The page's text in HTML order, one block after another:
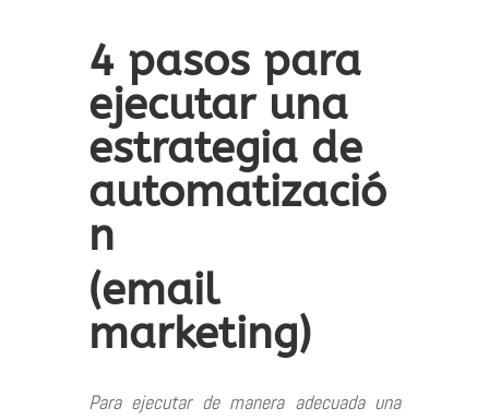
4 pasos para
ejecutar una
estrategia de
automatizació
n
(email
marketing)
Para ejecutar de manera adecuada una